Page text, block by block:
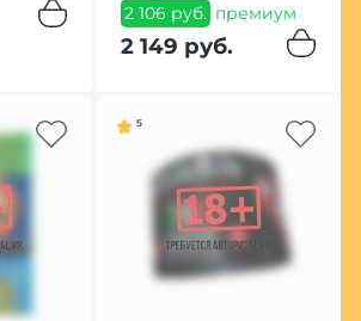
2 106 руб. премиум
2 149 руб.
5